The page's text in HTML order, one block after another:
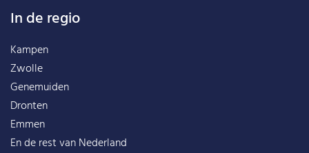
In de regio
Kampen
Zwolle
Genemuiden
Dronten
Emmen
En de rest vanNederland